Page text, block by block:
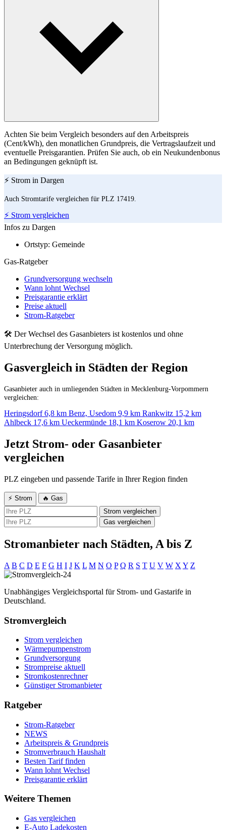
Achten Sie beim Vergleich besonders auf den Arbeitspreis
(Cent/kWh), den monatlichen Grundpreis, die Vertragslaufzeit und
eventuelle Preisgarantien. Prüfen Sie auch, ob ein Neukundenbonus
an Bedingungen geknüpft ist.
⚡ Strom in Dargen
Auch Stromtarife vergleichen für PLZ 17419.
⚡ Strom vergleichen
Infos zu Dargen
Ortstyp: Gemeinde
Gas-Ratgeber
Grundversorgung wechseln
Wann lohnt Wechsel
Preisgarantie erklärt
Preise aktuell
Strom-Ratgeber
🛠 Der Wechsel des Gasanbieters ist kostenlos und ohne
Unterbrechung der Versorgung möglich.
Gasvergleich in Städten der Region
Gasanbieter auch in umliegenden Städten in Mecklenburg-Vorpommern
vergleichen:
Heringsdorf6,8 km Benz, Usedom 9,9 km Rankwitz 15,2 km
Ahlbeck 17,6 km Ueckermünde 18,1 km Koserow 20,1 km
Jetzt Strom- oder Gasanbieter
vergleichen
PLZ eingeben und passende Tarife in Ihrer Region finden
⚡ Strom
🔥 Gas
Strom vergleichen
Gas vergleichen
Stromanbieter nach Städten, A bis Z
A B C D E F G H I J K L M N O P Q R S T U V W X Y Z
Unabhängiges Vergleichsportal für Strom- und Gastarife in
Deutschland.
Stromvergleich
Strom vergleichen
Wärmepumpenstrom
Grundversorgung
Strompreise aktuell
Stromkostenrechner
Günstiger Stromanbieter
Ratgeber
Strom-Ratgeber
NEWS
Arbeitspreis & Grundpreis
Stromverbrauch Haushalt
Besten Tarif finden
Wann lohnt Wechsel
Preisgarantie erklärt
Weitere Themen
Gas vergleichen
E-Auto Ladekosten